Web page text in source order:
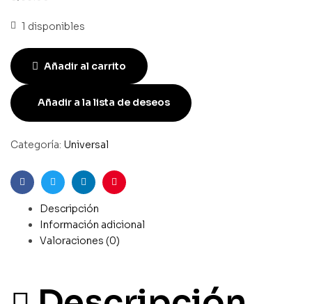
1 disponibles
Añadir al carrito
Añadir a la lista de deseos
Categoría: Universal
FacebookGorjeoLinkedInPinterest
Descripción
Información adicional
Valoraciones (0)